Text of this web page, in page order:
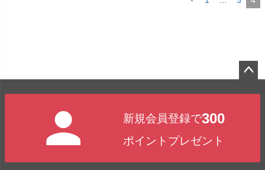
新規会員登録で300
ポイントプレゼント